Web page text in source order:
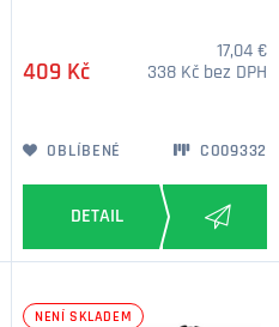
409 Kč
17,04 €
338 Kč bez DPH
OBLÍBENÉ CO09332
NENÍ SKLADEM